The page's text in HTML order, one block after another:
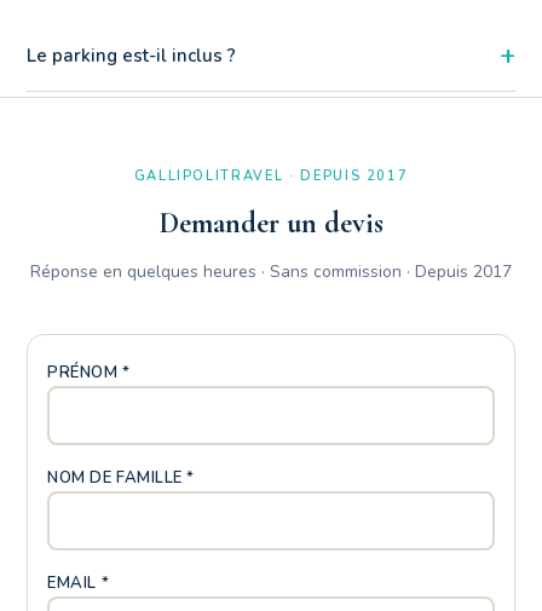
Le parking est-il inclus ? +
Oui, des douches extérieures communes pratiques sont
GALLIPOLITRAVEL · DEPUIS 2017
Demander un devis
Réponse en quelques heures · Sans commission · Depuis 2017
PRÉNOM *
NOM DE FAMILLE *
EMAIL *